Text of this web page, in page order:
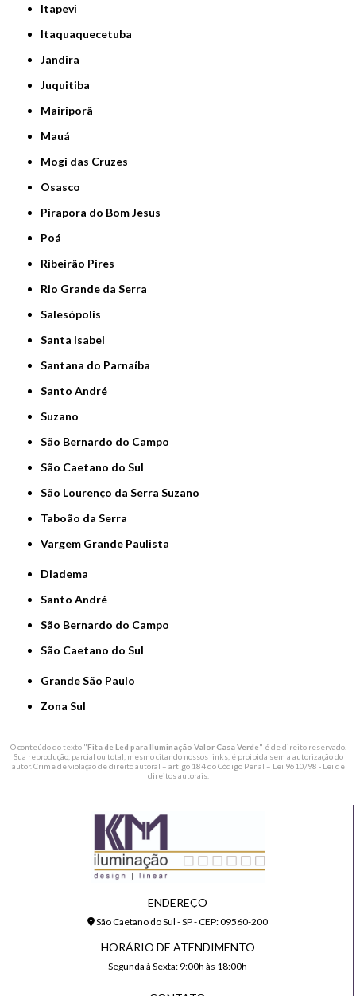
Itapevi
Itaquaquecetuba
Jandira
Juquitiba
Mairiporã
Mauá
Mogi das Cruzes
Osasco
Pirapora do Bom Jesus
Poá
Ribeirão Pires
Rio Grande da Serra
Salesópolis
Santa Isabel
Santana do Parnaíba
Santo André
Suzano
São Bernardo do Campo
São Caetano do Sul
São Lourenço da Serra Suzano
Taboão da Serra
Vargem Grande Paulista
Diadema
Santo André
São Bernardo do Campo
São Caetano do Sul
Grande São Paulo
Zona Sul
O conteúdo do texto "Fita de Led para Iluminação Valor Casa Verde" é de direito reservado.
Sua reprodução, parcial ou total, mesmo citando nossos links, é proibida sem a autorização do
autor. Crime de violação de direito autoral – artigo 184 do Código Penal – Lei 9610/98 - Lei de
direitos autorais.
ENDEREÇO
São Caetano do Sul - SP - CEP: 09560-200
HORÁRIO DE ATENDIMENTO
Segunda à Sexta: 9:00h às 18:00h